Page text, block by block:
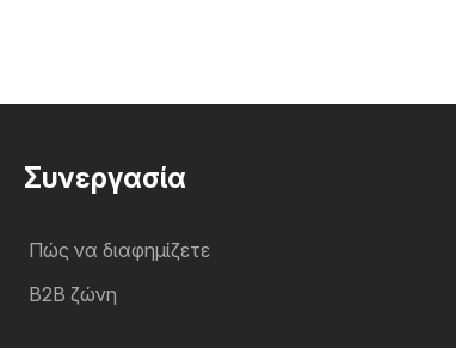
Συνεργασία
Πώς να διαφημίζετε
B2B ζώνη